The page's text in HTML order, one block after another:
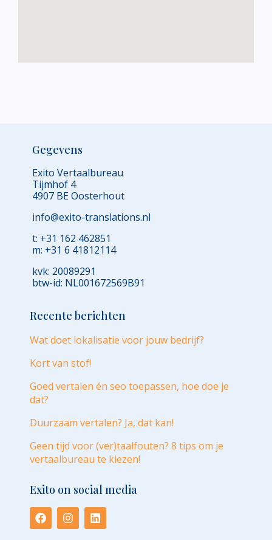
Gegevens
Exito Vertaalbureau
Tijmhof 4
4907 BE Oosterhout
info@exito-translations.nl
t: +31 162 462851
m: +31 6 41812114
kvk: 20089291
btw-id: NL001672569B91
Recente berichten
Wat doet lokalisatie voor jouw bedrijf?
Kort van stof!
Goed vertalen én seo toepassen, hoe doe je
dat?
Duurzaam vertalen? Ja, dat kan!
Geen tijd voor (ver)taalfouten? 8 tips om je
vertaalbureau te kiezen!
Exito on social media